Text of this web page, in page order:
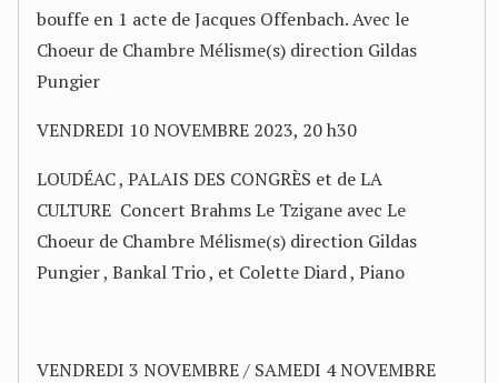
bouffe en 1 acte de Jacques Offenbach. Avec le
Choeur de Chambre Mélisme(s) direction Gildas
Pungier
VENDREDI 10 NOVEMBRE 2023, 20 h30
LOUDÉAC , PALAIS DES CONGRÈS et de LA
CULTURE Concert Brahms Le Tzigane avec Le
Choeur de Chambre Mélisme(s) direction Gildas
Pungier , Bankal Trio , et Colette Diard , Piano
VENDREDI 3 NOVEMBRE / SAMEDI 4 NOVEMBRE